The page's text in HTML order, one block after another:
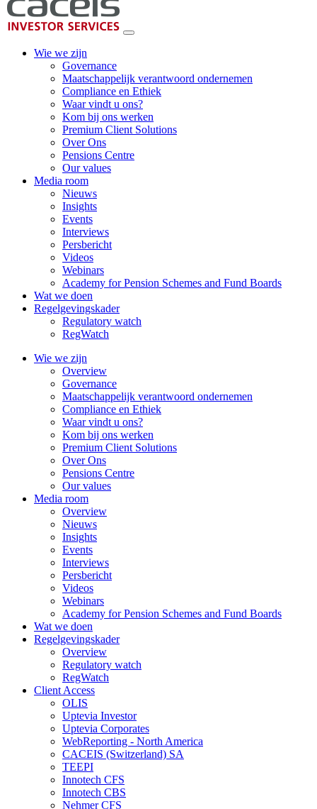
Wie we zijn
Governance
Maatschappelijk verantwoord ondernemen
Compliance en Ethiek
Waar vindt u ons?
Kom bij ons werken
Premium Client Solutions
Over Ons
Pensions Centre
Our values
Media room
Nieuws
Insights
Events
Interviews
Persbericht
Videos
Webinars
Academy for Pension Schemes and Fund Boards
Wat we doen
Regelgevingskader
Regulatory watch
RegWatch
Wie we zijn
Overview
Governance
Maatschappelijk verantwoord ondernemen
Compliance en Ethiek
Waar vindt u ons?
Kom bij ons werken
Premium Client Solutions
Over Ons
Pensions Centre
Our values
Media room
Overview
Nieuws
Insights
Events
Interviews
Persbericht
Videos
Webinars
Academy for Pension Schemes and Fund Boards
Wat we doen
Regelgevingskader
Overview
Regulatory watch
RegWatch
Client Access
OLIS
Uptevia Investor
Uptevia Corporates
WebReporting - North America
CACEIS (Switzerland) SA
TEEPI
Innotech CFS
Innotech CBS
Nehmer CFS